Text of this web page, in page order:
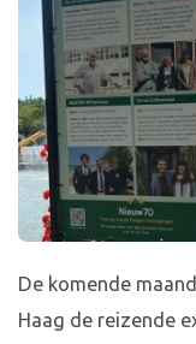
De komende
Haag de reizende